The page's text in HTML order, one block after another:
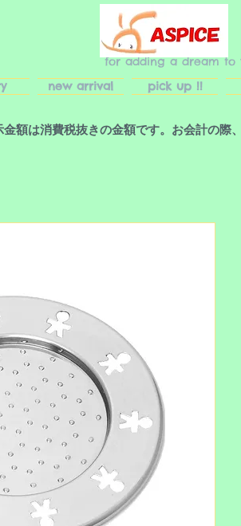
for adding a dream to
new arrival pick up !!
金額は消費税抜きの金額です。お会計の際